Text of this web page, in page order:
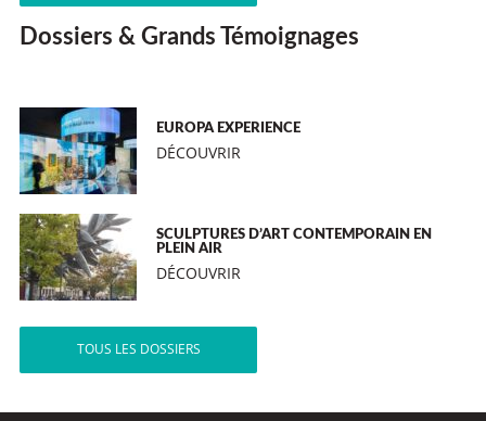
Dossiers & Grands Témoignages
EUROPA EXPERIENCE
DÉCOUVRIR
SCULPTURES D’ART CONTEMPORAIN EN
PLEIN AIR
DÉCOUVRIR
TOUS LES DOSSIERS